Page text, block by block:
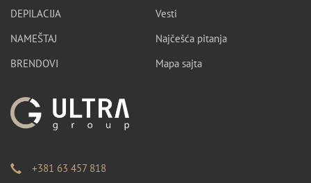
DEPILACIJA
NAMEŠTAJ
BRENDOVI
Vesti
Najčešća pitanja
Mapa sajta
+381 63 457 818